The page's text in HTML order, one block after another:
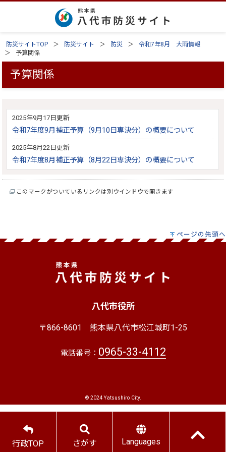
防災サイトTOP 防災サイト 防災
令和7年8月 大雨情報
予算関係
予算関係
2025年9月17日更新
令和7年度9月補正予算（9月10日専決分）の概要について
2025年8月22日更新
令和7年度8月補正予算（8月22日専決分）の概要について
このマークがついているリンクは別ウインドウで開きます
ページの先頭へ
八代市役所
〒866-8601 熊本県八代市松江城町1-25
電話番号： 0965-33-4112
© 2024 Yatsushiro City.
行政TOP さがす Languages